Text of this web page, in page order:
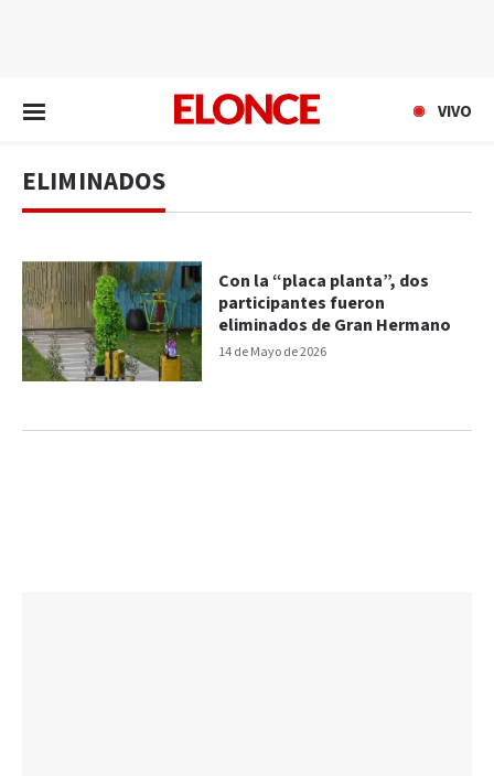
VIVO
ELIMINADOS
14 de Mayo de 2026
Con la “placa planta”, dos
participantes fueron
eliminados de Gran Hermano